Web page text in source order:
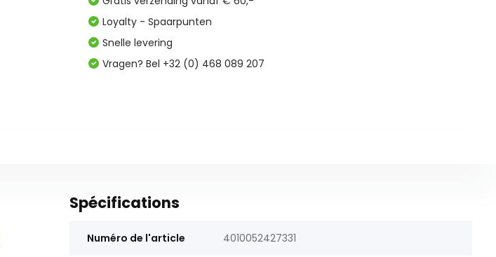
Loyalty - Spaarpunten
Snelle levering
Vragen? Bel +32 (0) 468 089 207
Spécifications
Numéro de l'article 4010052427331